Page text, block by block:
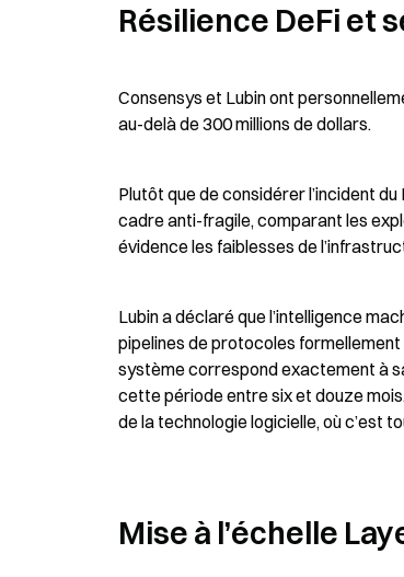
Résilience DeFi et
Consensys et Lubin ont
au-delà de 300 millions de dollars.
Plutôt que de considérer l’incident
cadre anti-fragile, comparant les
évidence les faiblesses de
Lubin a déclaré que l’intelligence
pipelines de protocoles
système correspond exactement à
cette période entre six et douze
de la technologie logicielle, où c’est
Mise à l’échelle